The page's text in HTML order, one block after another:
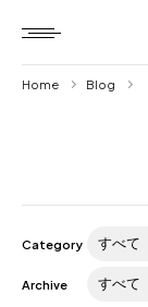
Home Blog
Category
Archive